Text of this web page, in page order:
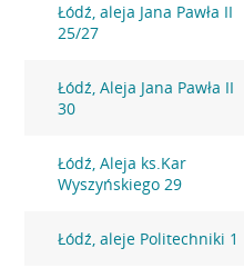
Łódź, aleja Jana Pawła II
25/27
Łódź, Aleja Jana Pawła II
30
Łódź, Aleja ks.Kar
Wyszyńskiego 29
Łódź, aleje Politechniki 1